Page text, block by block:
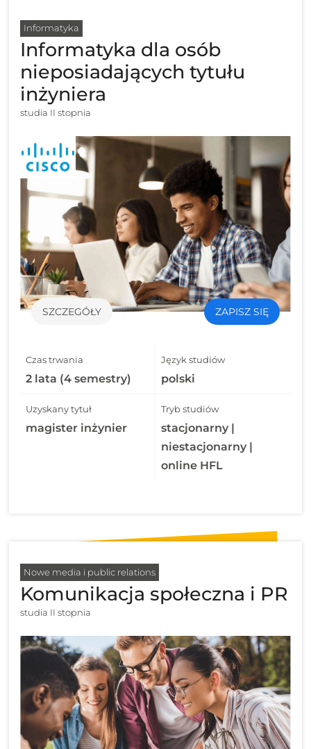
Informatyka
Informatyka dla osób
nieposiadających tytułu
inżyniera
studia II stopnia
SZCZEGÓŁY ZAPISZ SIĘ
Czas trwania
2 lata (4 semestry)
Język studiów
polski
Uzyskany tytuł
magister inżynier
Tryb studiów
stacjonarny |
niestacjonarny |
online HFL
Nowe media i public relations
Komunikacja społeczna i PR
studia II stopnia